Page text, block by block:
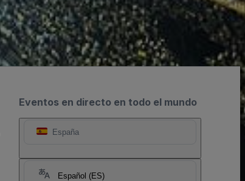
Eventos en directo en todo el mundo
España
Español (ES)